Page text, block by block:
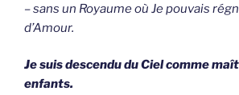
– sans un Royaume où Je pouvais
d’Amour.
Je suis descendu du Ciel comme
enfants.